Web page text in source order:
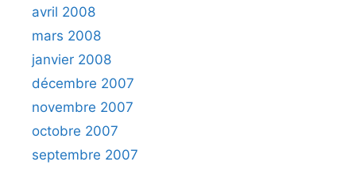
avril 2008
mars 2008
janvier 2008
décembre 2007
novembre 2007
octobre 2007
septembre 2007